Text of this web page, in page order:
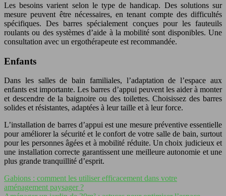
Les besoins varient selon le type de handicap. Des solutions sur
mesure peuvent être nécessaires, en tenant compte des difficultés
spécifiques. Des barres spécialement conçues pour les fauteuils
roulants ou des systèmes d’aide à la mobilité sont disponibles. Une
consultation avec un ergothérapeute est recommandée.
Enfants
Dans les salles de bain familiales, l’adaptation de l’espace aux
enfants est importante. Les barres d’appui peuvent les aider à monter
et descendre de la baignoire ou des toilettes. Choisissez des barres
solides et résistantes, adaptées à leur taille et à leur force.
L’installation de barres d’appui est une mesure préventive essentielle
pour améliorer la sécurité et le confort de votre salle de bain, surtout
pour les personnes âgées et à mobilité réduite. Un choix judicieux et
une installation correcte garantissent une meilleure autonomie et une
plus grande tranquillité d’esprit.
Gabions : comment les utiliser efficacement dans votre
aménagement paysager ?